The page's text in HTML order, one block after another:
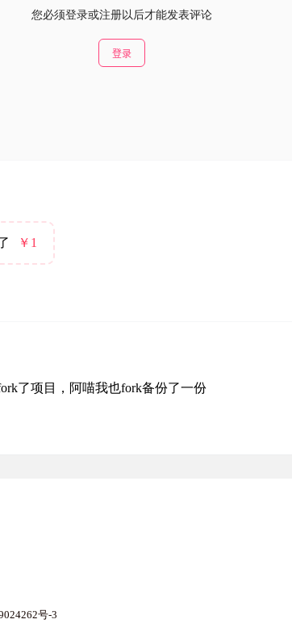
您必须登录或注册以后才能发表评论
登录
￥1
了项目，阿喵我也fork备份了一份
号-3